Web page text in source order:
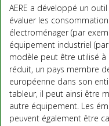
AERE a développé un
évaluer les
électroménager (par
équipement industriel
modèle peut être utilisé à
réduit, un pays membre
européenne dans son
tableur, il peut ainsi être
autre équipement. Les
peuvent également être